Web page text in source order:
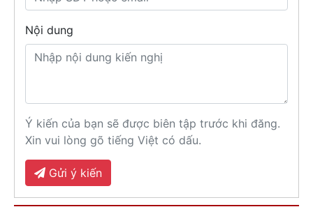
Nội dung
Ý kiến của bạn sẽ được biên tập trước khi đăng.
Xin vui lòng gõ tiếng Việt có dấu.
Gửi ý kiến